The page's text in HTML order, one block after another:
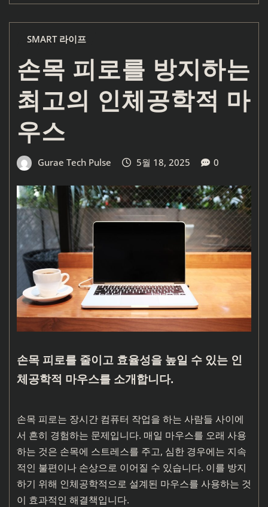
SMART 라이프
손목 피로를 방지하는
최고의 인체공학적 마
우스
Gurae Tech Pulse 5월 18, 2025 0
손목 피로를 줄이고 효율성을 높일 수 있는 인
체공학적 마우스를 소개합니다.
손목 피로는 장시간 컴퓨터 작업을 하는 사람들 사이에
서 흔히 경험하는 문제입니다. 매일 마우스를 오래 사용
하는 것은 손목에 스트레스를 주고, 심한 경우에는 지속
적인 불편이나 손상으로 이어질 수 있습니다. 이를 방지
하기 위해 인체공학적으로 설계된 마우스를 사용하는 것
이 효과적인 해결책입니다.